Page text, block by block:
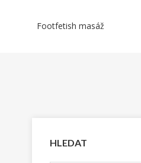
Footfetish masáž
HLEDAT